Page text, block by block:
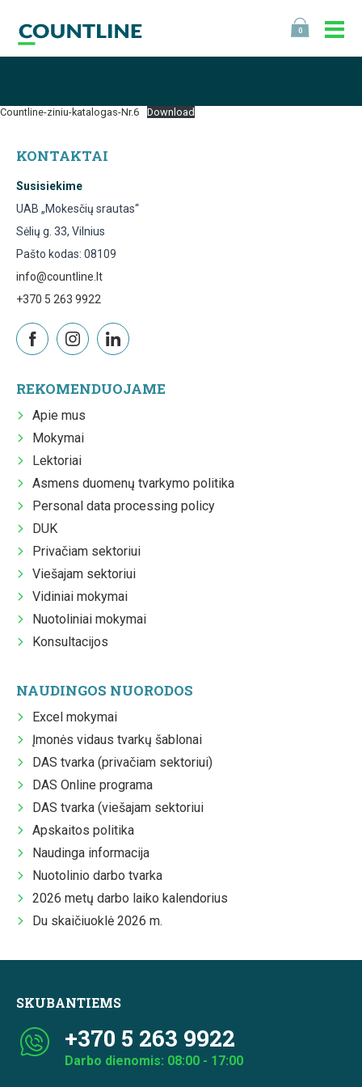
0
Countline-ziniu-katalogas-Nr.6 Download
KONTAKTAI
Susisiekime
UAB „Mokesčių srautas“
Sėlių g. 33, Vilnius
Pašto kodas: 08109
info@countline.lt
+370 5 263 9922
REKOMENDUOJAME
Apie mus
Mokymai
Lektoriai
Asmens duomenų tvarkymo politika
Personal data processing policy
DUK
Privačiam sektoriui
Viešajam sektoriui
Vidiniai mokymai
Nuotoliniai mokymai
Konsultacijos
NAUDINGOS NUORODOS
Excel mokymai
Įmonės vidaus tvarkų šablonai
DAS tvarka (privačiam sektoriui)
DAS Online programa
DAS tvarka (viešajam sektoriui
Apskaitos politika
Naudinga informacija
Nuotolinio darbo tvarka
2026 metų darbo laiko kalendorius
Du skaičiuoklė 2026 m.
SKUBANTIEMS
+370 5 263 9922
Darbo dienomis: 08:00 - 17:00